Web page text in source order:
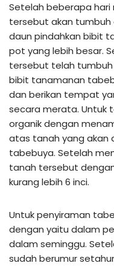
Setelah beberapa
tersebut akan tumbuh
daun pindahkan bibit
pot yang lebih besar.
tersebut telah tumbuh
bibit tanamanan
dan berikan tempat
secara merata. Untuk
organik dengan
atas tanah yang akan
tabebuya. Setelah
tanah tersebut
kurang lebih 6 inci.
Untuk penyiraman
dengan yaitu dalam
dalam seminggu.
sudah berumur